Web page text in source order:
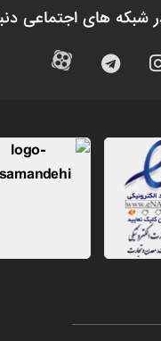
شبکه های اجتماعی